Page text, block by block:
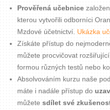
Prověřená učebnice
kterou vytvořili odborníci
Mzdové účetnictví. Ukázka
Získáte přístup do
můžete procvičovat
formou různých testů nebo
Absolvováním kurzu naše
máte i nadále přístup do
můžetesdílet své